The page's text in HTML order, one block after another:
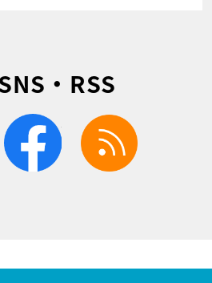
・RSS
facebook